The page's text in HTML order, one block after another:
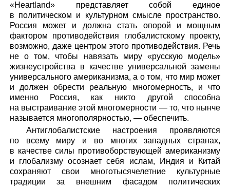
«Heartland» представляет собой единое
в политическом и культурном смысле пространство.
Россия может и должна стать опорой и мощным
фактором противодействия глобалистскому проекту,
возможно, даже центром этого противодействия. Речь
не о том, чтобы навязать миру «русскую модель»
жизнеустройства в качестве универсальной замены
универсального американизма, а о том, что мир может
и должен обрести реальную многомерность, и что
именно Россия, как никто другой способна
на выстраивание этой многомерности — то, что нынче
называется многополярностью, — обеспечить.
Антиглобалистские настроения проявляются
по всему миру и во многих западных странах,
в качестве силы противоборствующей американизму
и глобализму осознает себя ислам, Индия и Китай
сохраняют свои многотысячелетние культурные
традиции за внешним фасадом политических